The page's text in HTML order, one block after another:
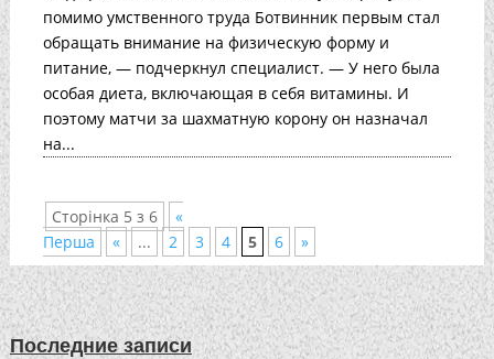
помимо умственного труда Ботвинник первым стал
обращать внимание на физическую форму и
питание, — подчеркнул специалист. — У него была
особая диета, включающая в себя витамины. И
поэтому матчи за шахматную корону он назначал
на...
Сторінка 5 з 6
«
Перша
« ... 2 3 4 5 6 »
Последние записи